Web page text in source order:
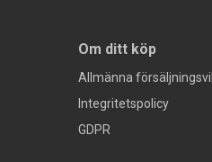
Om ditt köp
Allmänna
Integritetspolicy
GDPR